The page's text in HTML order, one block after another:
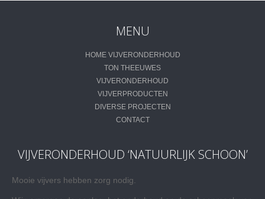
MENU
HOME VIJVERONDERHOUD
TON THEEUWES
VIJVERONDERHOUD
VIJVERPRODUCTEN
DIVERSE PROJECTEN
CONTACT
VIJVERONDERHOUD ‘NATUURLIJK SCHOON’
Mooie vijvers hebben zorg nodig.